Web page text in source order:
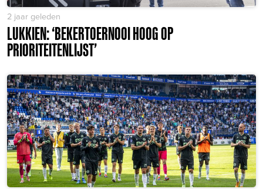
2 jaar geleden
LUKKIEN: ‘BEKERTOERNOOI HOOG OP
PRIORITEITENLIJST’